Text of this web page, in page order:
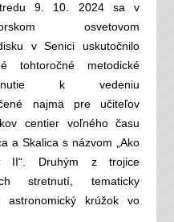
9. 10. 2024 sa v
osvetovom
v Senici uskutočnilo
tohtoročné metodické
k vedeniu
najmä pre učiteľov
centier voľného času
a Skalica s názvom „Ako
II“. Druhým z trojice
stretnutí, tematicky
krúžok vo